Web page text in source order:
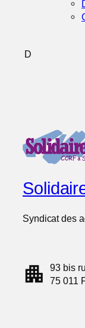
D
Syndicat des
apartment
93 bis
75 011